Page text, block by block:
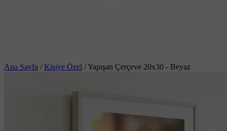
Ana Sayfa / Kişiye Özel /Yapışan Çerçeve 20x30 - Beyaz